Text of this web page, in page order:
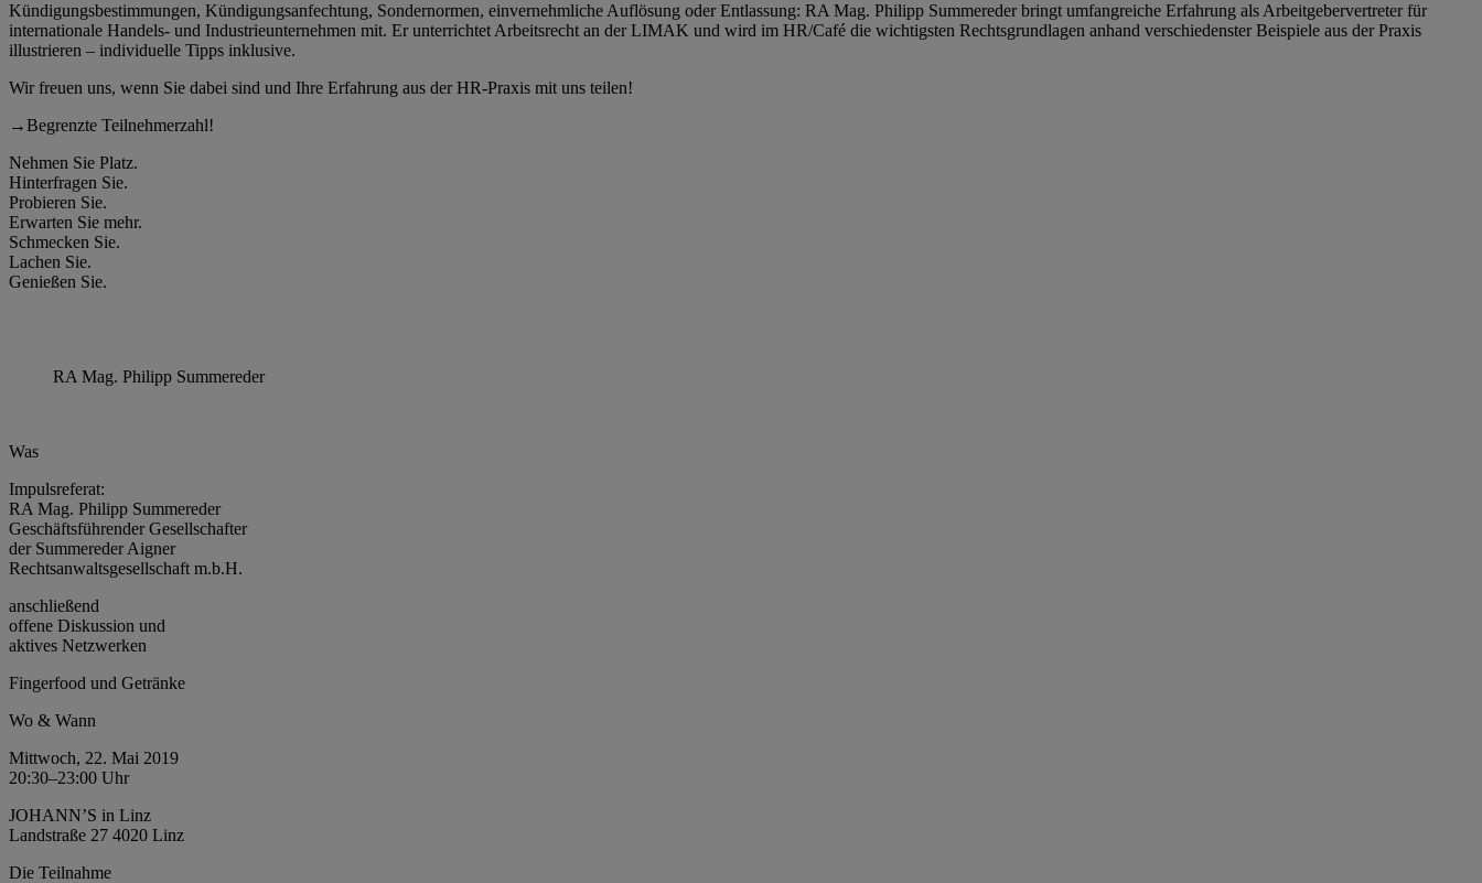
Kündigungsbestimmungen, Kündigungsanfechtung, Sondernormen, einvernehmliche Auflösung oder Entlassung: RA Mag. Philipp Summereder bringt umfangreiche Erfahrung als Arbeitgebervertreter für
internationale Handels- und Industrieunternehmen mit. Er unterrichtet Arbeitsrecht an der LIMAK und wird im HR/Café die wichtigsten Rechtsgrundlagen anhand verschiedenster Beispiele aus der Praxis
illustrieren – individuelle Tipps inklusive.
Wir freuen uns, wenn Sie dabei sind und Ihre Erfahrung aus der HR-Praxis mit uns teilen!
→Begrenzte Teilnehmerzahl!
Nehmen Sie Platz.
Hinterfragen Sie.
Probieren Sie.
Erwarten Sie mehr.
Schmecken Sie.
Lachen Sie.
Genießen Sie.
RA Mag. Philipp Summereder
Was
Impulsreferat:
RA Mag. Philipp Summereder
Geschäftsführender Gesellschafter
der Summereder Aigner
Rechtsanwaltsgesellschaft m.b.H.
anschließend
offene Diskussion und
aktives Netzwerken
Fingerfood und Getränke
Wo & Wann
Mittwoch, 22. Mai 2019
20:30–23:00 Uhr
JOHANN’S in Linz
Landstraße 27 4020 Linz
Die Teilnahme